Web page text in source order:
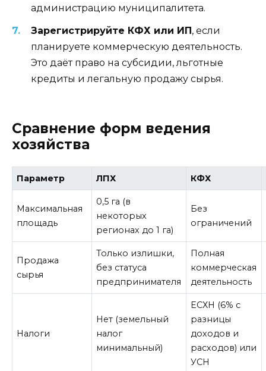
администрацию муниципалитета.
Зарегистрируйте КФХ или ИП, если
планируете коммерческую деятельность.
Это даёт право на субсидии, льготные
кредиты и легальную продажу сырья.
Сравнение форм ведения
хозяйства
Параметр ЛПХ КФХ
Максимальная
площадь
0,5 га (в
некоторых
регионах до 1 га)
Без
ограничений
Продажа
сырья
Только излишки,
без статуса
предпринимателя
Полная
коммерческая
деятельность
Налоги
Нет (земельный
налог
минимальный)
ЕСХН (6% с
разницы
доходов и
расходов) или
УСН